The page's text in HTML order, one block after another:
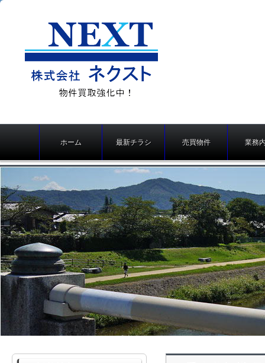
都の不動産売買、仲
介・不動産買取り）
ン
ニ
ュ
ー
ホーム 最新チラシ 売買物件 業務